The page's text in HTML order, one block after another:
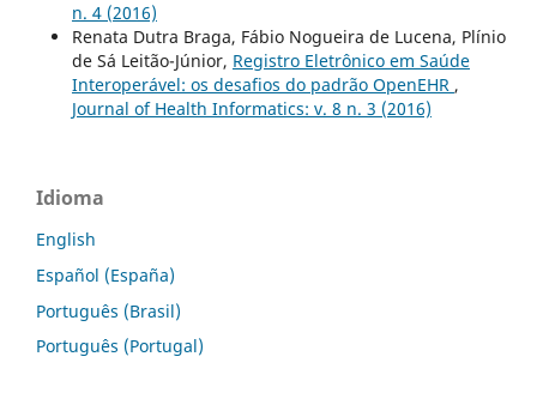
n. 4 (2016)
Renata Dutra Braga, Fábio Nogueira de Lucena, Plínio
de Sá Leitão-Júnior, Registro Eletrônico em Saúde
Interoperável: os desafios do padrão OpenEHR ,
Journal of Health Informatics: v. 8 n. 3 (2016)
Idioma
English
Español (España)
Português (Brasil)
Português (Portugal)